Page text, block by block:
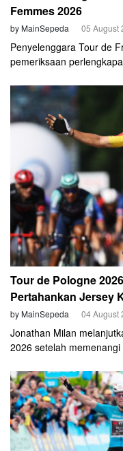
Femmes 2026
by MainSepeda 05 August
Penyelenggara Tour de
pemeriksaan
Tour de Pologne
Pertahankan Jersey
by MainSepeda 04 August
Jonathan Milan
2026 setelah